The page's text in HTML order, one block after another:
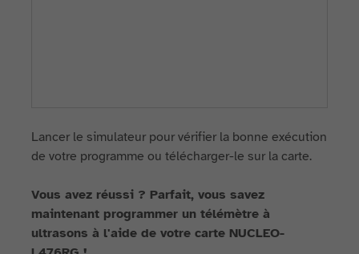
Lancer le simulateur pour vérifier la bonne exécution
de votre programme ou télécharger-le sur la carte.
Vous avez réussi ? Parfait, vous savez
maintenant programmer un télémètre à
ultrasons à l'aide de votre carte NUCLEO-